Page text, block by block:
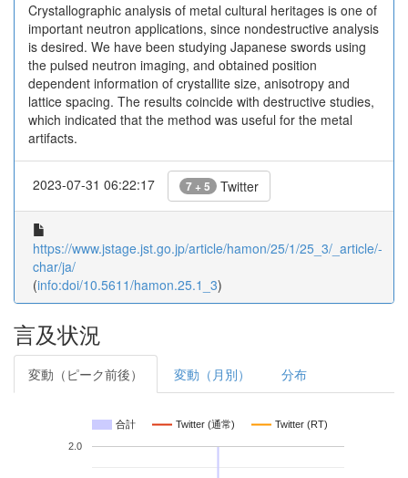
Crystallographic analysis of metal cultural heritages is one of
important neutron applications, since nondestructive analysis
is desired. We have been studying Japanese swords using
the pulsed neutron imaging, and obtained position
dependent information of crystallite size, anisotropy and
lattice spacing. The results coincide with destructive studies,
which indicated that the method was useful for the metal
artifacts.
2023-07-31 06:22:17 7 + 5 Twitter
https://www.jstage.jst.go.jp/article/hamon/25/1/25_3/_article/-
char/ja/
(info:doi/10.5611/hamon.25.1_3)
言及状況
変動（ピーク前後） 変動（月別） 分布
合計 Twitter (通常) Twitter (RT)
2.0